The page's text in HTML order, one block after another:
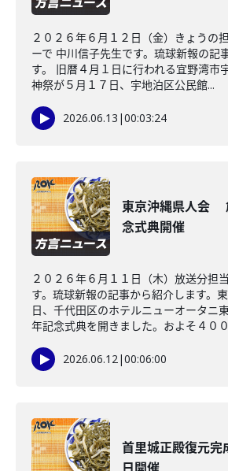
２０２６年６月１２日（金）きょうの
ーで 中川信子先生です。琉球新報の記
す。 旧暦４月１日に行われる宜野湾市
神祭が５月１７日、宇地泊区公民館...
2026.06.13 |00:03:24
東京沖縄県人会
念式典開催
２０２６年６月１１日（木）放送分担
す。琉球新報の記事から紹介します。
日、千代田区のホテルニューオータニ
年記念式典を開きました。およそ４０
2026.06.12|00:06:00
首里城正殿復元完